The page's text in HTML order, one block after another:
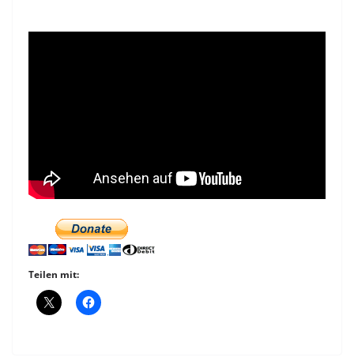
Teilen mit: